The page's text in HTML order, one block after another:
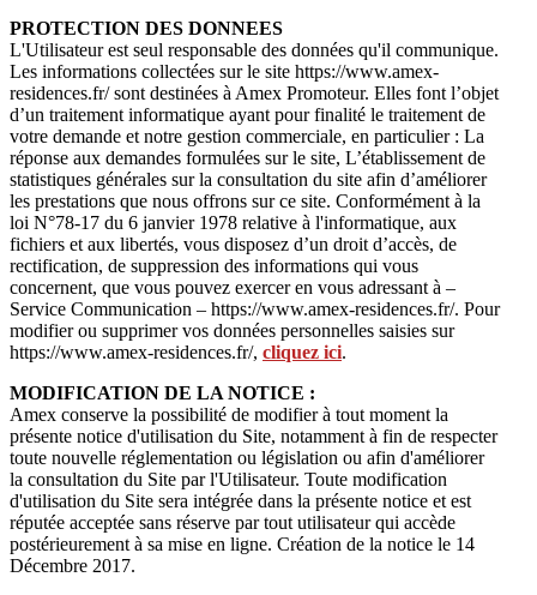
PROTECTION DES DONNEES
L'Utilisateur est seul responsable des données qu'il communique.
Les informations collectées sur le site https://www.amex-
residences.fr/ sont destinées à Amex Promoteur. Elles font l’objet
d’un traitement informatique ayant pour finalité le traitement de
votre demande et notre gestion commerciale, en particulier : La
réponse aux demandes formulées sur le site, L’établissement de
statistiques générales sur la consultation du site afin d’améliorer
les prestations que nous offrons sur ce site. Conformément à la
loi N°78-17 du 6 janvier 1978 relative à l'informatique, aux
fichiers et aux libertés, vous disposez d’un droit d’accès, de
rectification, de suppression des informations qui vous
concernent, que vous pouvez exercer en vous adressant à –
Service Communication – https://www.amex-residences.fr/. Pour
modifier ou supprimer vos données personnelles saisies sur
https://www.amex-residences.fr/, cliquez ici.
MODIFICATION DE LA NOTICE :
Amex conserve la possibilité de modifier à tout moment la
présente notice d'utilisation du Site, notamment à fin de respecter
toute nouvelle réglementation ou législation ou afin d'améliorer
la consultation du Site par l'Utilisateur. Toute modification
d'utilisation du Site sera intégrée dans la présente notice et est
réputée acceptée sans réserve par tout utilisateur qui accède
postérieurement à sa mise en ligne. Création de la notice le 14
Décembre 2017.